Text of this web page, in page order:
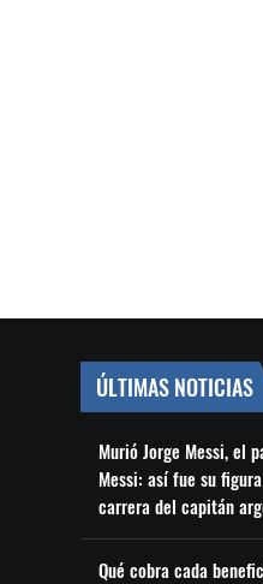
ÚLTIMAS NOTICIAS
Murió Jorge Messi, el
Messi: así fue su
carrera del capitán
Qué cobra cada